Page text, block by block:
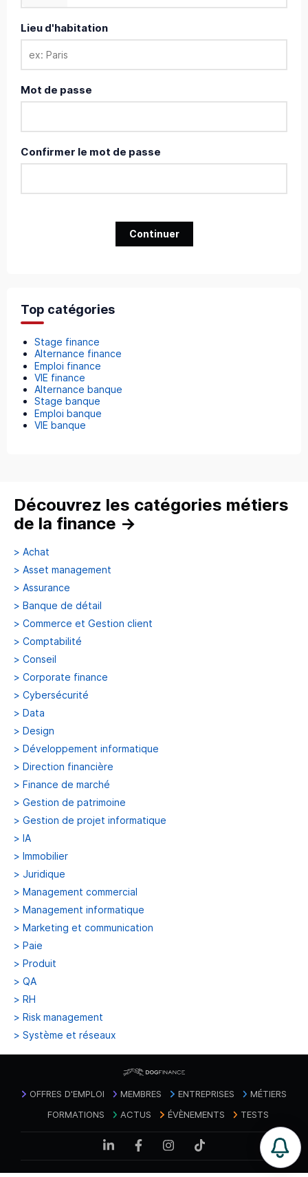
Lieu d'habitation
Mot de passe
Confirmer le mot de passe
Continuer
Top catégories
Stage finance
Alternance finance
Emploi finance
VIE finance
Alternance banque
Stage banque
Emploi banque
VIE banque
Découvrez les catégories métiers
de la finance →
> Achat
> Asset management
> Assurance
> Banque de détail
> Commerce et Gestion client
> Comptabilité
> Conseil
> Corporate finance
> Cybersécurité
> Data
> Design
> Développement informatique
> Direction financière
> Finance de marché
> Gestion de patrimoine
> Gestion de projet informatique
> IA
> Immobilier
> Juridique
> Management commercial
> Management informatique
> Marketing et communication
> Paie
> Produit
> QA
> RH
> Risk management
> Système et réseaux
OFFRES D'EMPLOI MEMBRES ENTREPRISES
MÉTIERS
FORMATIONS
ACTUS ÉVÈNEMENTS TESTS